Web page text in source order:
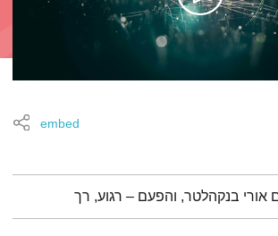
embed
אורי בנקהלטר, והפעם – רגוע, רך